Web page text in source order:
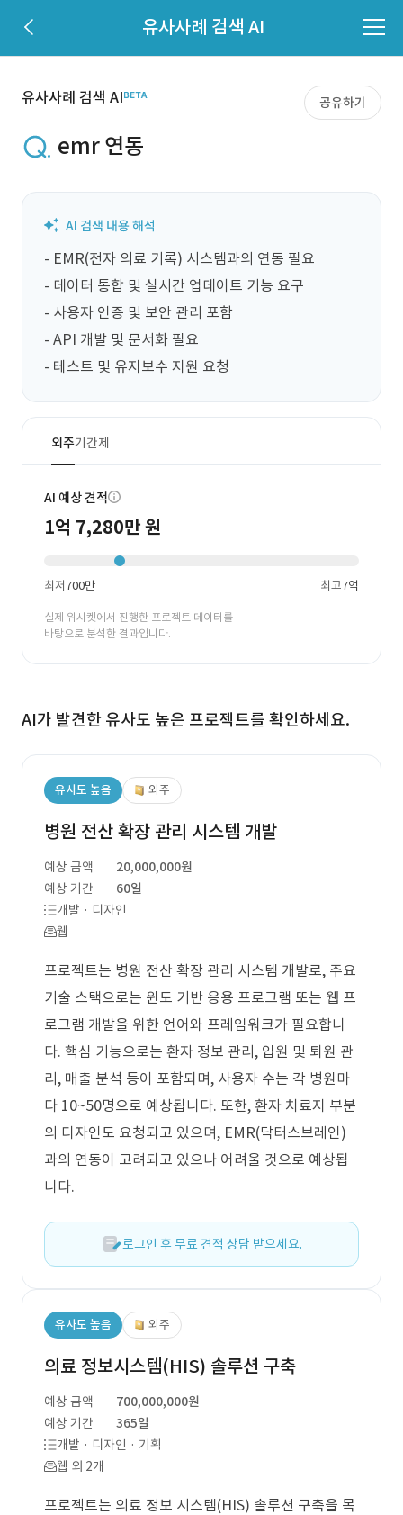
유사사례 검색 AI
유사사례 검색 AI 공유하기
emr 연동
- EMR(전자 의료 기록) 시스템과의 연동 필요
- 데이터 통합 및 실시간 업데이트 기능 요구
- 사용자 인증 및 보안 관리 포함
- API 개발 및 문서화 필요
- 테스트 및 유지보수 지원 요청
외주기간제
AI 예상 견적
1억 7,280만 원
최저700만 최고7억
실제 위시켓에서 진행한 프로젝트 데이터를
바탕으로 분석한 결과입니다.
AI가 발견한 유사도 높은 프로젝트를 확인하세요.
유사도 높음 외주
병원 전산 확장 관리 시스템 개발
예상 금액
20,000,000원
예상 기간
60일
개발 · 디자인
웹
프로젝트는 병원 전산 확장 관리 시스템 개발로, 주요
기술 스택으로는 윈도 기반 응용 프로그램 또는 웹 프
로그램 개발을 위한 언어와 프레임워크가 필요합니
다. 핵심 기능으로는 환자 정보 관리, 입원 및 퇴원 관
리, 매출 분석 등이 포함되며, 사용자 수는 각 병원마
다 10~50명으로 예상됩니다. 또한, 환자 치료지 부분
의 디자인도 요청되고 있으며, EMR(닥터스브레인)
과의 연동이 고려되고 있으나 어려울 것으로 예상됩
니다.
로그인 후 무료 견적 상담 받으세요.
유사도 높음 외주
의료 정보시스템(HIS) 솔루션 구축
예상 금액
700,000,000원
예상 기간
365일
개발 · 디자인 · 기획
웹 외 2개
프로젝트는 의료 정보 시스템(HIS) 솔루션 구축을 목